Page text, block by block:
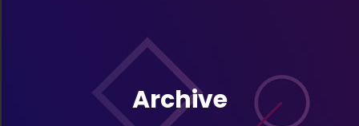
Archive